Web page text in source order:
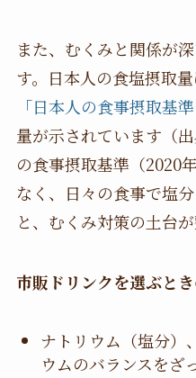
また、むくみと関係が
す。日本人の食塩摂取量
「日本人の食事摂取基
量が示されています（
の食事摂取基準（2020
なく、日々の食事で塩
と、むくみ対策の土台
市販ドリンクを選ぶと
ナトリウム（塩分）
ウムのバランスをざ